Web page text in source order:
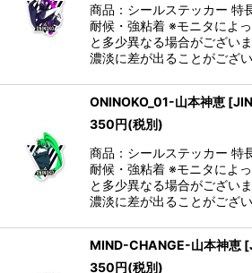
商品：シールステッカー 特
耐候・強粘着 ※モニタによ
と多少異なる場合がござい
濃淡に差が出ることがござい
ONINOKO_01-山本神恵 [
350円(税別)
商品：シールステッカー 特
耐候・強粘着 ※モニタによ
と多少異なる場合がござい
濃淡に差が出ることがござい
MIND-CHANGE-山本神恵 [
350円(税別)